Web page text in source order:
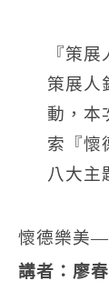
『策
策展人
動，本
索『懷
八大主
懷德樂美—
講者：廖